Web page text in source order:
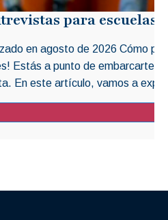
para escuelas
en agosto de 2026 Cómo
Estás a punto de embarcarte
En este artículo, vamos a